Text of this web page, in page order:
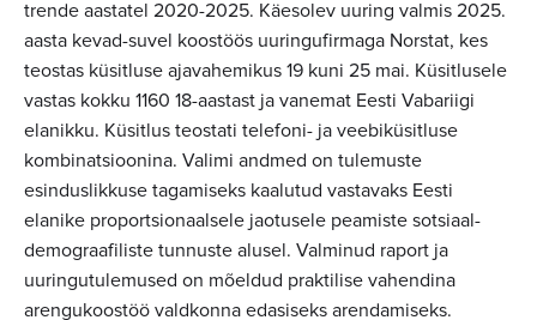
trende aastatel 2020-2025. Käesolev uuring valmis 2025.
aasta kevad-suvel koostöös uuringufirmaga Norstat, kes
teostas küsitluse ajavahemikus 19 kuni 25 mai. Küsitlusele
vastas kokku 1160 18-aastast ja vanemat Eesti Vabariigi
elanikku. Küsitlus teostati telefoni- ja veebiküsitluse
kombinatsioonina. Valimi andmed on tulemuste
esinduslikkuse tagamiseks kaalutud vastavaks Eesti
elanike proportsionaalsele jaotusele peamiste sotsiaal-
demograafiliste tunnuste alusel. Valminud raport ja
uuringutulemused on mõeldud praktilise vahendina
arengukoostöö valdkonna edasiseks arendamiseks.